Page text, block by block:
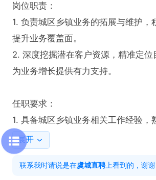
岗位职责：
1. 负责城区乡镇业务的拓展与维护，
提升业务覆盖面。
2. 深度挖掘潜在客户资源，精准定位
为业务增长提供有力支持。
任职要求：
1. 具备城区乡镇业务相关工作经验，
境及客户需求。
薪资待遇：5000 - 6000元
展开
联系我时请说是在虞城直聘 上看到的，谢谢